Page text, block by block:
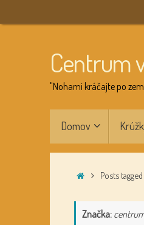
to
Centrum
"Nohami kráčajte po
Domov
HomePosts
Značka: